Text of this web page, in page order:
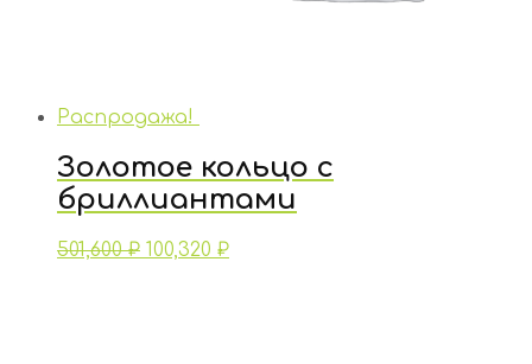
Распродажа!
Золотое кольцо с
бриллиантами
501,600₽ 100,320 ₽